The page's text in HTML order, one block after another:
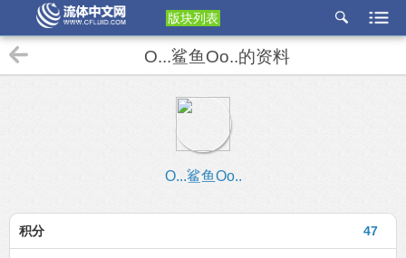
版块列表
etu
O...鲨鱼Oo..的资料
O...鲨鱼Oo..
47
积分